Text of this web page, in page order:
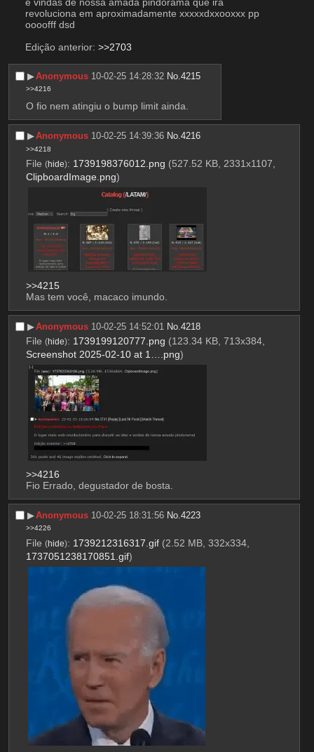
revoluciona em aproximadamente xxxxxdxxooxxx pp
oooofff dsd
Edição anterior: >>2703
▶︎Anonymous 10-02-25 14:28:32 No.4215
>>4216
O fio nem atingiu o bump limit ainda.
▶︎Anonymous 10-02-25 14:39:36 No.4216
>>4218
File (hide): 1739198376012.png (527.52 KB, 2331x1107,
ClipboardImage.png)
>>4215
Mas tem você, macaco imundo.
▶︎Anonymous 10-02-25 14:52:01 No.4218
File (hide): 1739199120777.png (123.34 KB, 713x384,
Screenshot 2025-02-10 at 1….png)
>>4216
Fio Errado, degustador de bosta.
▶︎Anonymous 10-02-25 18:31:56 No.4223
>>4226
File (hide): 1739212316317.gif (2.52 MB, 332x334,
1737051238170851.gif)